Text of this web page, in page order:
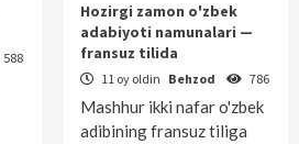
588
Hozirgi zamon o'zbek
adabiyoti namunalari —
fransuz tilida
11 oy oldin Behzod 786
Mashhur ikki nafar o'zbek
adibining fransuz tiliga